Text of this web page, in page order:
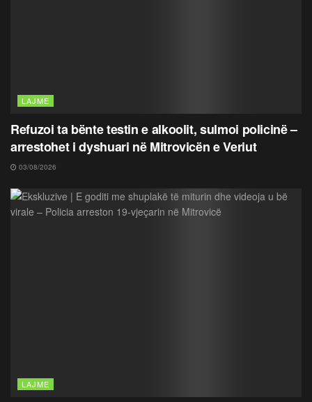
LAJME
Refuzoi ta bënte testin e alkoolit, sulmoi policinë –
arrestohet i dyshuari në Mitrovicën e Veriut
03/08/2026
LAJME